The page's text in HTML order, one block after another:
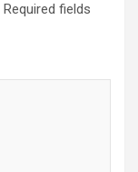
Required fields